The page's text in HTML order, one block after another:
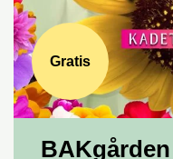
Gratis
BAKgården